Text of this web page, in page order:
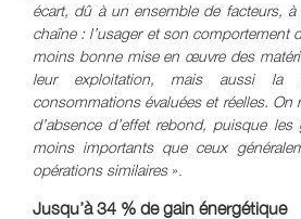
écart, dû à un ensemble de facteurs,
chaîne : l’usager et son comportement
moins bonne mise en œuvre des
leur exploitation, mais aussi la
consommations évaluées et réelles. On
d’absence d’effet rebond, puisque
moins importants que ceux
opérations similaires ».
Jusqu’à 34 % de gain énergétique